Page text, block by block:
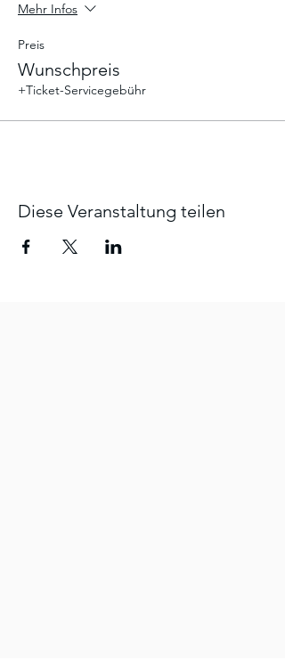
Mehr Infos
Preis
Wunschpreis
+Ticket-Servicegebühr
Diese Veranstaltung teilen